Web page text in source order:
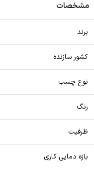
مشخصات
برند
کشور سازنده
نوع چسب
رنگ
ظرفیت
بازه دمایی کاری